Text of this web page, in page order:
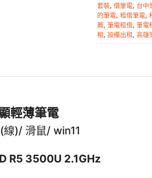
套裝,借筆電, 台中
的筆電,租借筆電,
薦,筆電租借,筆電
租,設備出租,高雄
輕薄筆電
)/ 滑鼠/ win11
R5 3500U 2.1GHz